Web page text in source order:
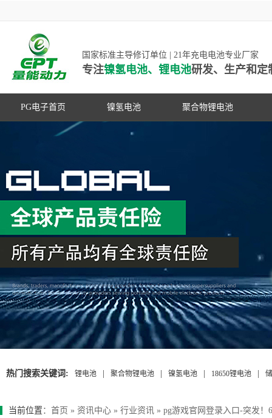
国家标准主导修订单位 | 21年充电电池专业厂家
专注镍氢电池、锂电池研发、生产和定
PG电子首页 镍氢电池 聚合物锂电池
高容量镍氢电池
超低自放电镍氢电池
动力镍氢电池
常规镍氢电池
PG游戏官网是镍氢电池国家标准主导
修订单位，并参与多项锂电池行业国
家标准的制定
热门搜索关键词: 锂电池 聚合物锂电池 镍氢电池 18650锂电池
当前位置 ： 首页 » 资讯中心 » 行业资讯 » pg游戏官网登录入口-突发！